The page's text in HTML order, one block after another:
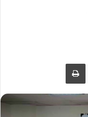
اشتراک گذاری از طریق ایمیل